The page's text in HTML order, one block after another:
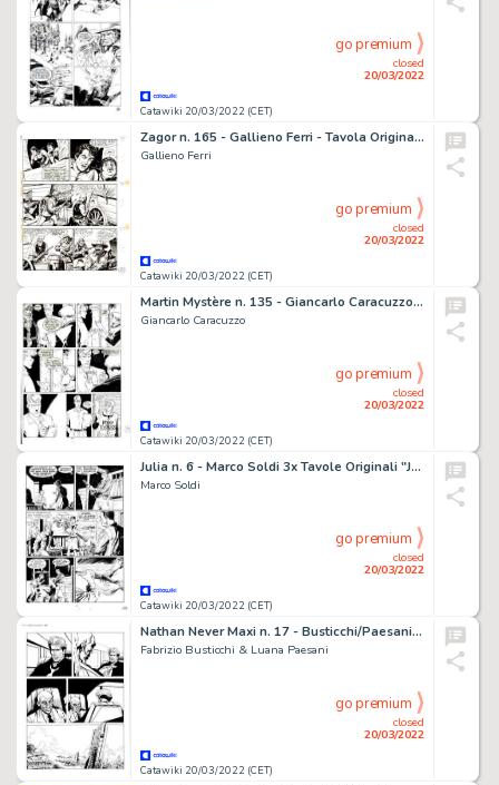
Catawiki 20/03/2022 (CET)
closed
20/03/2022
go premium
Zagor n. 165 - Gallieno Ferri - Tavola Originale "La marcia della disperazione" - Page volante - Exemplaire unique - (1975)
Gallieno Ferri
Catawiki 20/03/2022 (CET)
closed
20/03/2022
go premium
Martin Mystère n. 135 - Giancarlo Caracuzzo 3x Tavola Originale "Catacombe!" - Page volante - Exemplaire unique - (1993)
Giancarlo Caracuzzo
Catawiki 20/03/2022 (CET)
closed
20/03/2022
go premium
Julia n. 6 - Marco Soldi 3x Tavole Originali "Jerry e' sparito" - Page volante - Exemplaire unique - (1999)
Marco Soldi
Catawiki 20/03/2022 (CET)
closed
20/03/2022
go premium
Nathan Never Maxi n. 17 - Busticchi/Paesani 4x Tavola Originale "Inferno verde" - Page volante - Exemplaire unique - (2019)
Fabrizio Busticchi & Luana Paesani
Catawiki 20/03/2022 (CET)
closed
20/03/2022
go premium